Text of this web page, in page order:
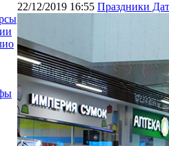
22/12/2019 16:55 Праздники